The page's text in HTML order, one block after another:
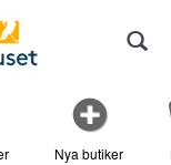
Nya butiker